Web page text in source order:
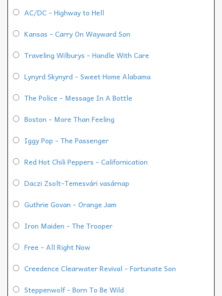
AC/DC - Highway to Hell
Kansas - Carry On Wayward Son
Traveling Wilburys - Handle With Care
Lynyrd Skynyrd - Sweet Home Alabama
The Police - Message In A Bottle
Boston - More Than Feeling
Iggy Pop - The Passenger
Red Hot Chili Peppers - Californication
Daczi Zsolt-Temesvári vasárnap
Guthrie Govan - Orange Jam
Iron Maiden - The Trooper
Free - All Right Now
Creedence Clearwater Revival - Fortunate Son
Steppenwolf - Born To Be Wild